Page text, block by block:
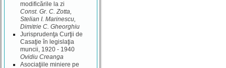
modificările la zi
Const. Gr. C. Zotta,
Stelian I. Marinescu,
Dimitrie C. Gheorghiu
Jurisprudenţa Curţii de
Casaţie în legislaţia
muncii, 1920 - 1940
Ovidiu Creanga
Asociaţiile miniere pe